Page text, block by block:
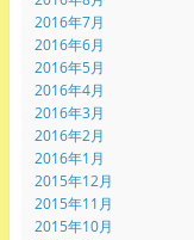
2016年7月
2016年6月
2016年5月
2016年4月
2016年3月
2016年2月
2016年1月
2015年12月
2015年11月
2015年10月